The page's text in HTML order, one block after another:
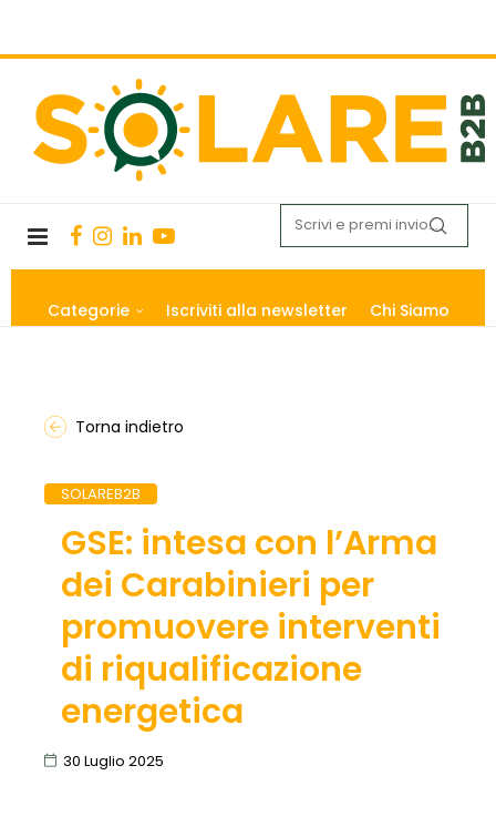
Categorie Iscriviti alla newsletter Chi Siamo
Torna indietro
SOLAREB2B
GSE: intesa con l’Arma
dei Carabinieri per
promuovere interventi
di riqualificazione
energetica
30 Luglio 2025